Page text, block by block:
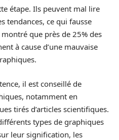
étape. Ils peuvent mal lire
tendances, ce qui fausse
que près de 25% des
à cause d’une mauvaise
il est conseillé de
notamment en
tirés d’articles scientifiques.
types de graphiques
leur signification, les